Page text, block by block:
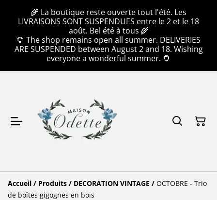
🌾 La boutique reste ouverte tout l'été. Les
LIVRAISONS SONT SUSPENDUES entre le 2 et le 18
août. Bel été à tous 🌾
🌻 The shop remains open all summer. DELIVERIES
ARE SUSPENDED between August 2 and 18. Wishing
everyone a wonderful summer. 🌻
Accueil / Produits / DECORATION VINTAGE / OCTOBRE - Trio
de boîtes gigognes en bois